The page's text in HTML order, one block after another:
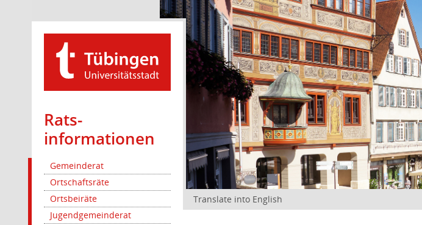
Rats­
informationen
Gemeinderat
Ortschaftsräte
Ortsbeiräte
Jugendgemeinderat
Translate into English